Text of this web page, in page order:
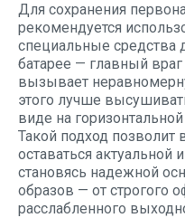
Для сохранения
рекомендуется
специальные средства
батарее — главный
вызывает
этого лучше
виде на
Такой подход
оставаться актуальной
становясь надежной
образов — от строгого
расслабленного